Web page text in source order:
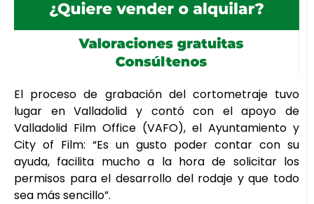
El proceso de grabación del cortometraje tuvo
lugar en Valladolid y contó con el apoyo de
Valladolid Film Office (VAFO), el Ayuntamiento y
City of Film: “Es un gusto poder contar con su
ayuda, facilita mucho a la hora de solicitar los
permisos para el desarrollo del rodaje y que todo
sea más sencillo”.